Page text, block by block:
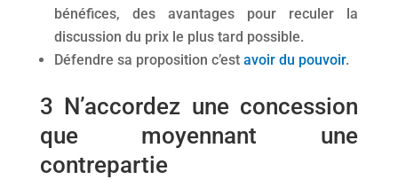
bénéfices, des avantages pour reculer la
discussion du prix le plus tard possible.
Défendre sa proposition c’est avoir du pouvoir.
3 N’accordez une concession
que moyennant une
contrepartie